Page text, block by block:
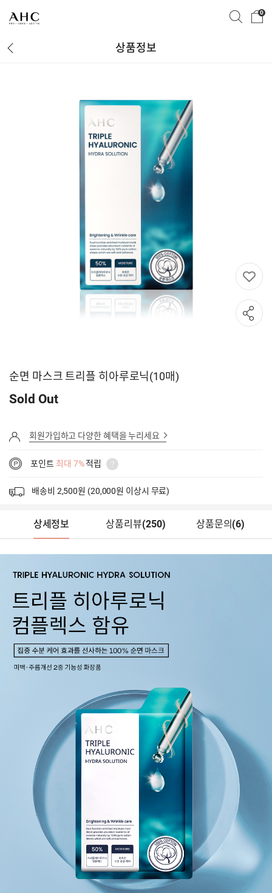
0
상품정보
순면 마스크 트리플 히아루로닉(10매)
Sold Out
회원가입하고 다양한 혜택을 누리세요
포인트 최대 7%적립
배송비 2,500원 (20,000원 이상시 무료)
상세정보 상품리뷰(250) 상품문의 (6)